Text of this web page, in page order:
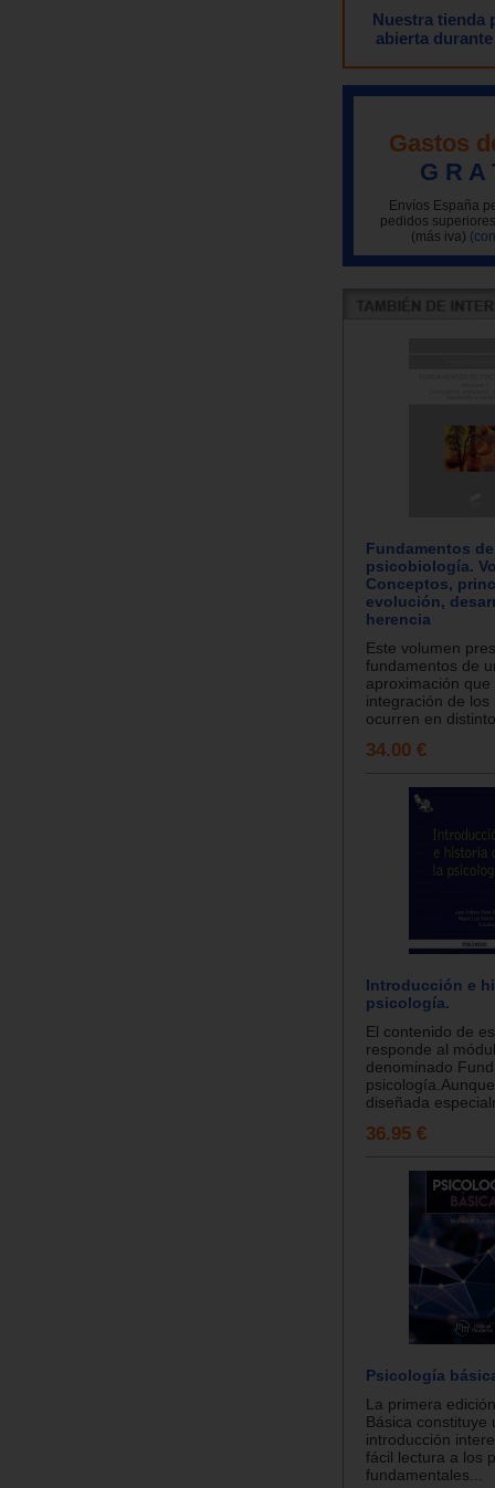
Nuestra tienda
abierta
Gastos
G R A
Envíos España
pedidos
(más iva)
Fundamentos de
psicobiología.
Conceptos,
evolución,
herencia
Este volumen
fundamentos de
aproximación que
integración de
ocurren en
34.00 €
Introducción e
psicología.
El contenido de
responde al
denominado
diseñada
36.95 €
Psicología
La primera
Básica constituye
introducción
fácil lectura a los
fundamentales...